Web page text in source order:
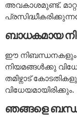
അവകാശമുണ്ട്.
ബാധകമായ
ഈ
നിയമങ്ങൾക്കു
തമിഴ്നാട്
വിധേയമായിരിക്കും.
ഞങ്ങളെ